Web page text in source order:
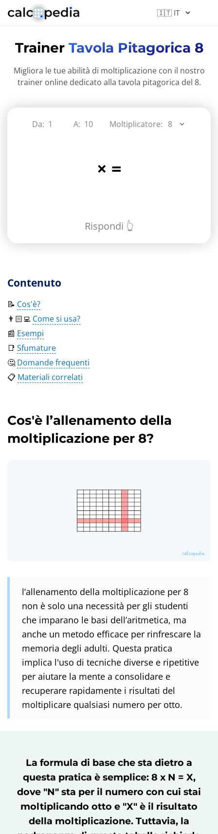
Trainer Tavola Pitagorica 8
Migliora le tue abilità di moltiplicazione con il nostro
trainer online dedicato alla tavola pitagorica del 8.
Da: A: Moltiplicatore:
× =
Rispondi 👆
Contenuto
📝 Cos'è?
👨🏻‍💻 Come si usa?
📰 Esempi
📑 Sfumature
🤔 Domande frequenti
📋 Materiali correlati
Cos'è l’allenamento della
moltiplicazione per 8?
l’allenamento della moltiplicazione per 8
non è solo una necessità per gli studenti
che imparano le basi dell’aritmetica, ma
anche un metodo efficace per rinfrescare la
memoria degli adulti. Questa pratica
implica l'uso di tecniche diverse e ripetitive
per aiutare la mente a consolidare e
recuperare rapidamente i risultati del
moltiplicare qualsiasi numero per otto.
La formula di base che sta dietro a
questa pratica è semplice: 8 x N = X,
dove "N" sta per il numero con cui stai
moltiplicando otto e "X" è il risultato
della moltiplicazione. Tuttavia, la